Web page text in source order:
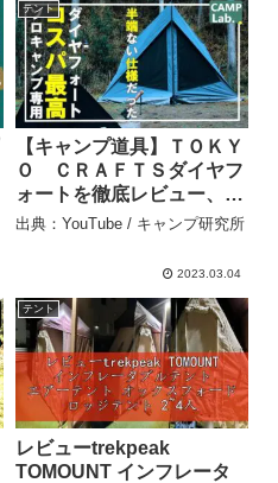
テント
【キャンプ道具】ＴＯＫＹ
Ｏ ＣＲＡＦＴＳダイヤフ
ォートを徹底レビュー、ソ
ロキャンプ最強テントの１
出典：YouTube / キャンプ研究所
2023.03.04
テント
レビューtrekpeak
TOMOUNT インフレータ